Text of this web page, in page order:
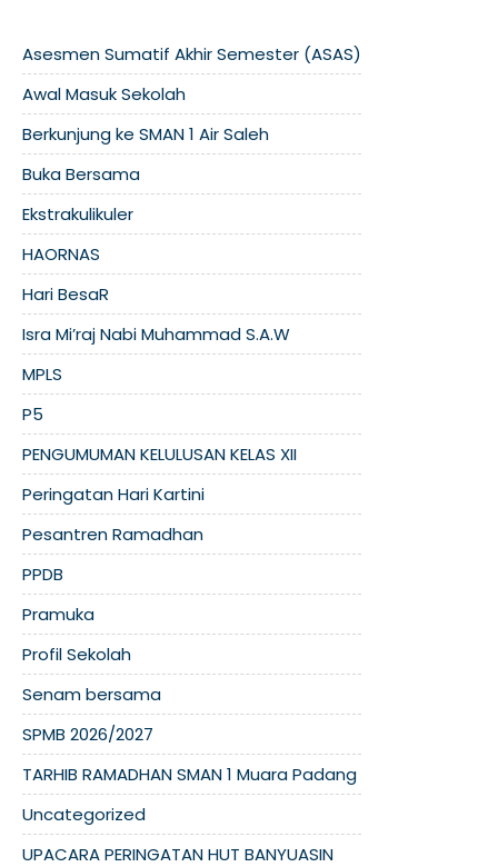
Asesmen Sumatif Akhir Semester (ASAS)
Awal Masuk Sekolah
Berkunjung ke SMAN 1 Air Saleh
Buka Bersama
Ekstrakulikuler
HAORNAS
Hari BesaR
Isra Mi’raj Nabi Muhammad S.A.W
MPLS
P5
PENGUMUMAN KELULUSAN KELAS XII
Peringatan Hari Kartini
Pesantren Ramadhan
PPDB
Pramuka
Profil Sekolah
Senam bersama
SPMB 2026/2027
TARHIB RAMADHAN SMAN 1 Muara Padang
Uncategorized
UPACARA PERINGATAN HUT BANYUASIN